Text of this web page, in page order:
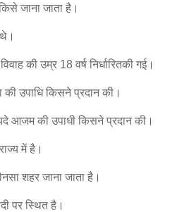
जाना जाता है।
की उम्र 18 वर्ष निर्धारितकी गई।
की उपाधि किसने प्रदान की।
आजम की उपाधी किसने प्रदान की।
में है।
शहर जाना जाता है।
पर स्थित है।